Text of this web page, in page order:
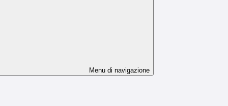
Menu di navigazione